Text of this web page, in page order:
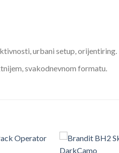
urbani setup, orijentiring.
svakodnevnom formatu.